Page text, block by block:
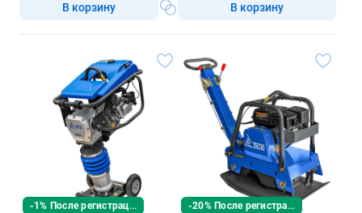
В корзину
В корзину
-1% После регистрации -20% После регистрации